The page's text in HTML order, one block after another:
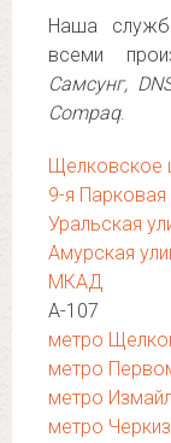
Наша
всеми
Самсунг,
Compaq.
Щелковское
9-я Парковая
Уральская
Амурская
МКАД
А-107
метро
метро
метро
метро